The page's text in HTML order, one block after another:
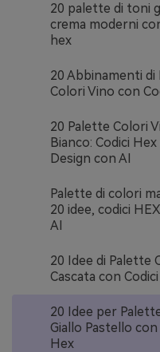
20 palette di toni
crema moderni
hex
20 Abbinamenti di
Colori Vino con
20 Palette Colori
Bianco: Codici Hex
Design con AI
Palette di colori
20 idee, codici
AI
20 Idee di Palette
Cascata con
20 Idee per
Giallo Pastello con
Hex